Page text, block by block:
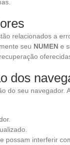
relacionados a
seu NUMEN e
dos
do seu navegador.
possam interferir